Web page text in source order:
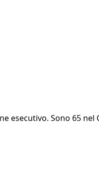
esecutivo. Sono 65